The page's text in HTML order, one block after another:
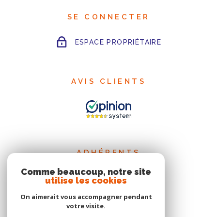
SE CONNECTER
ESPACE PROPRIÉTAIRE
AVIS CLIENTS
ADHÉRENTS
Comme beaucoup, notre site
utilise les cookies
On aimerait vous accompagner pendant
votre visite.